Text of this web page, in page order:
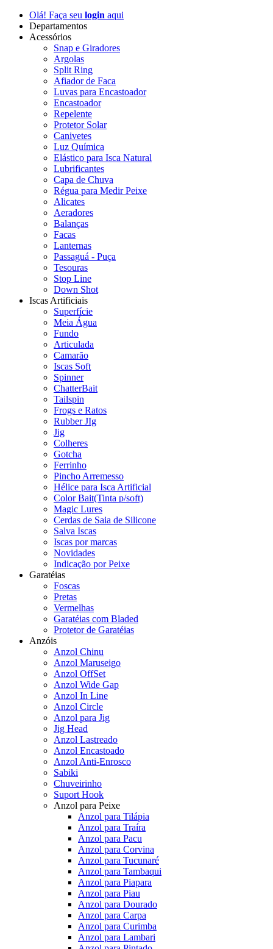
Olá! Faça seu login aqui
Departamentos
Acessórios
Snap e Giradores
Argolas
Split Ring
Afiador de Faca
Luvas para Encastoador
Encastoador
Repelente
Protetor Solar
Canivetes
Luz Química
Elástico para Isca Natural
Lubrificantes
Capa de Chuva
Régua para Medir Peixe
Alicates
Aeradores
Balanças
Facas
Lanternas
Passaguá - Puça
Tesouras
Stop Line
Down Shot
Iscas Artificiais
Superfície
Meia Água
Fundo
Articulada
Camarão
Iscas Soft
Spinner
ChatterBait
Tailspin
Frogs e Ratos
Rubber JIg
Jig
Colheres
Gotcha
Ferrinho
Pincho Arremesso
Hélice para Isca Artificial
Color Bait(Tinta p/soft)
Magic Lures
Cerdas de Saia de Silicone
Salva Iscas
Iscas por marcas
Novidades
Indicação por Peixe
Garatéias
Foscas
Pretas
Vermelhas
Garatéias com Bladed
Protetor de Garatéias
Anzóis
Anzol Chinu
Anzol Maruseigo
Anzol OffSet
Anzol Wide Gap
Anzol In Line
Anzol Circle
Anzol para Jig
Jig Head
Anzol Lastreado
Anzol Encastoado
Anzol Anti-Enrosco
Sabiki
Chuveirinho
Suport Hook
Anzol para Peixe
Anzol para Tilápia
Anzol para Traíra
Anzol para Pacu
Anzol para Corvina
Anzol para Tucunaré
Anzol para Tambaqui
Anzol para Piapara
Anzol para Piau
Anzol para Dourado
Anzol para Carpa
Anzol para Curimba
Anzol para Lambari